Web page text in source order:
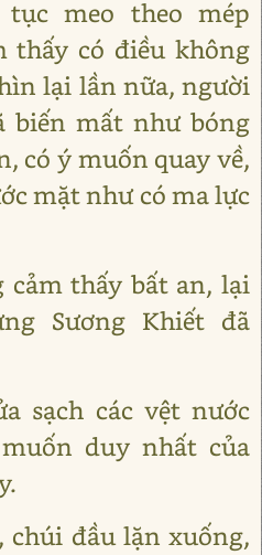
meo theo mép
thấy có điều không
lại lần nữa, người
biến mất như bóng
có ý muốn quay về,
mặt như có ma lực
cảm thấy bất an, lại
Sương Khiết đã
sạch các vệt nước
duy nhất của
đầu lặn xuống,